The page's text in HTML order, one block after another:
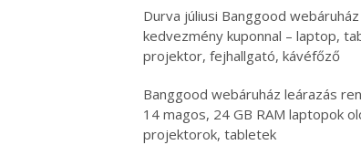
Durva júliusi Banggood
kedvezmény kuponnal – laptop,
projektor, fejhallgató, kávéfőző
Banggood webáruház leárazás
14 magos, 24 GB RAM laptopok
projektorok, tabletek